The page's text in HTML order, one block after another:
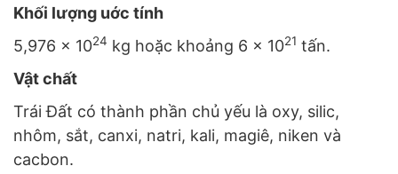
Khối lượng uớc tính
5,976 x 1024 kg hoặc khoảng 6 x 1021 tấn.
Vật chất
Trái Đất có thành phần chủ yếu là oxy, silic,
nhôm, sắt, canxi, natri, kali, magiê, niken và
cacbon.